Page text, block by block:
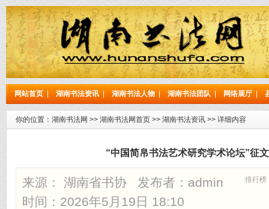
网站首页 湖南书法资讯 湖南书法人物 湖南书法团队 网络展厅
你的位置： 湖南书法网 >> 湖南书法网首页 >> 湖南书法资讯 >> 详细内容
“中国简帛书法艺术研究学术论坛”征
排行榜
来源： 湖南省书协 发布者： admin
时间：2026年5月19日 18:10